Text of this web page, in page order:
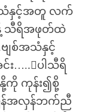
သံနှင့်အတူ လက်
သီရိအဖုတ်ထဲ
ဗျစ်အသံနှင့်
း…..းပါသီရိ
ကို ကုန်း၍စို့
န်အလှန်ဘက်ညီ